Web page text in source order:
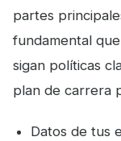
partes
fundamental
sigan políticas
plan de carrera
Datos de tus